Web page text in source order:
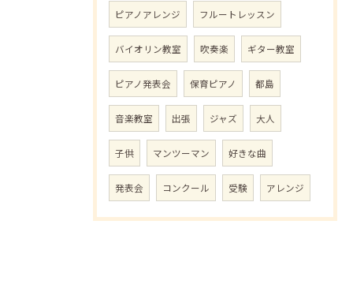
ピアノアレンジ フルートレッスン
バイオリン教室 吹奏楽 ギター教室
ピアノ発表会 保育ピアノ 都島
音楽教室 出張 ジャズ 大人
子供 マンツーマン 好きな曲
発表会 コンクール 受験 アレンジ